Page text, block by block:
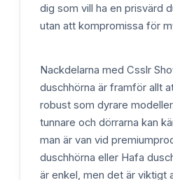
dig som vill ha en prisvärd
utan att kompromissa för
Nackdelarna med Csslr
duschhörna är framför allt
robust som dyrare
tunnare och dörrarna kan
man är van vid
duschhörna eller Hafa
är enkel, men det är viktigt